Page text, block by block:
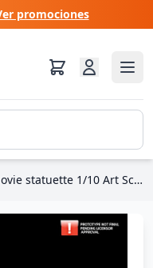
promociones
DC Comics The Flash Movie statuette 1/10 Art Scale Batman 23 cm